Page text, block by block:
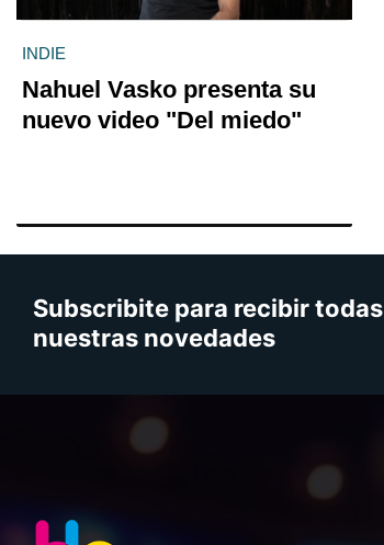
INDIE
Nahuel Vasko presenta su
nuevo video "Del miedo"
Subscribite para recibir todas
nuestras novedades